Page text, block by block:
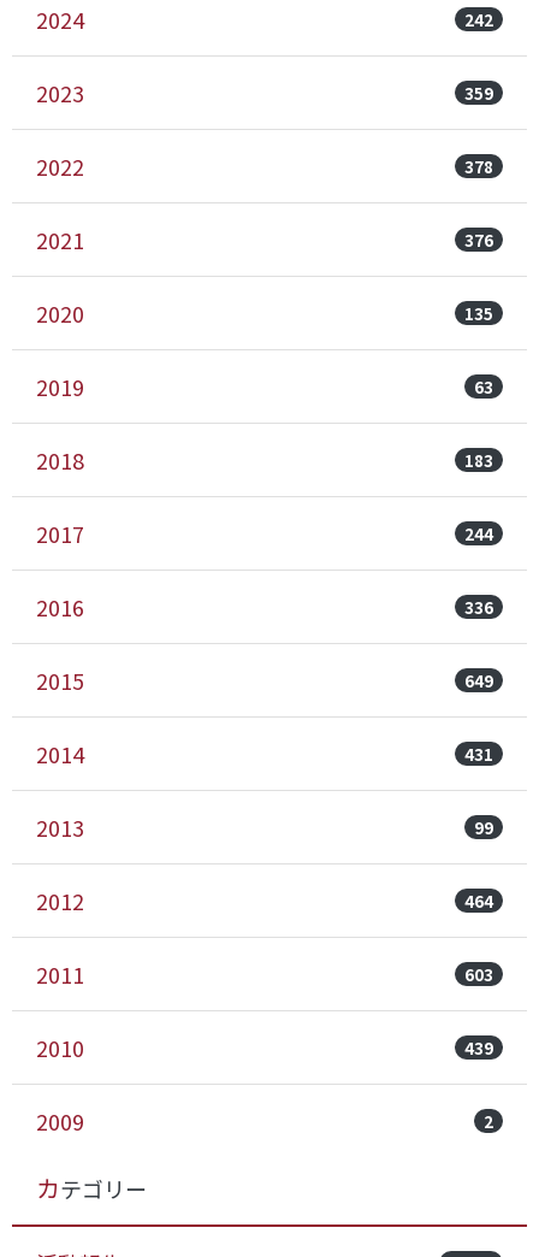
2024 242
2023 359
2022 378
2021 376
2020 135
2019 63
2018 183
2017 244
2016 336
2015 649
2014 431
2013 99
2012 464
2011 603
2010 439
2009 2
カテゴリー